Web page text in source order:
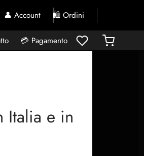
👤 Account 🛍️ Ordini
💳 Pagamento
Italia e in